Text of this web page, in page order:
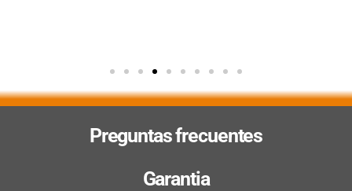
Preguntas frecuentes
Garantia